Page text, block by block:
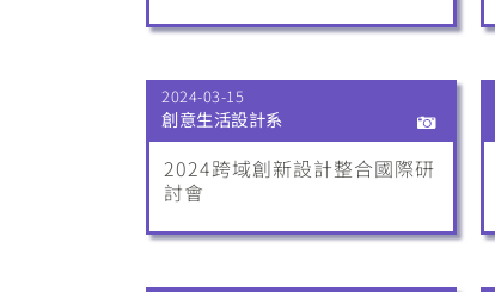
2024-03-15
創意生活設計系
2024跨域創新設計整合國際研
討會